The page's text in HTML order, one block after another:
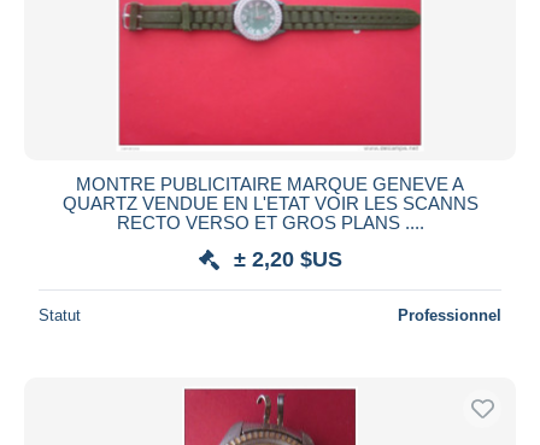
Appliquer
MONTRE PUBLICITAIRE MARQUE GENEVE A
QUARTZ VENDUE EN L'ETAT VOIR LES SCANNS
RECTO VERSO ET GROS PLANS ....
± 2,20 $US
Statut Professionnel